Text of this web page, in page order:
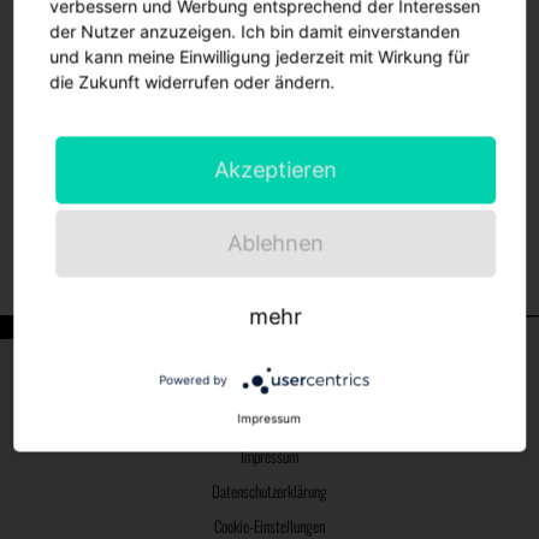
auf Zuschauer verzichten, aber das sollte für alle ein
leicht zu verdauendes Übel sein.
Die genauen Rahmenbedingungen sind unseren
aktualisierten Hygienekonzept nachgelesen werden:
Download 'Hygienekonzept zur Durchführung des
Facebook
Instagram
Impressum
Datenschutzerklärung
Cookie-Einstellungen
verbessern und Werbung entsprechend der Interessen
der Nutzer anzuzeigen. Ich bin damit einverstanden
und kann meine Einwilligung jederzeit mit Wirkung für
die Zukunft widerrufen oder ändern.
Akzeptieren
Ablehnen
mehr
Powered by
Impressum